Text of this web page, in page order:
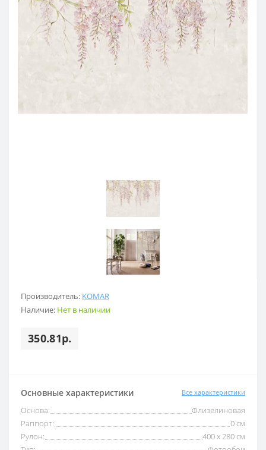
Производитель: KOMAR
Наличие: Нет в наличии
350.81р.
Основные характеристики Все характеристики
Основа:
Флизелиновая
Раппорт:
0 см
Рулон:
400 x 280 см